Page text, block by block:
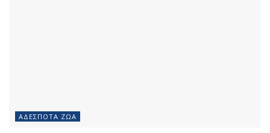
ΑΔΈΣΠΟΤΑ ΖΏΑ